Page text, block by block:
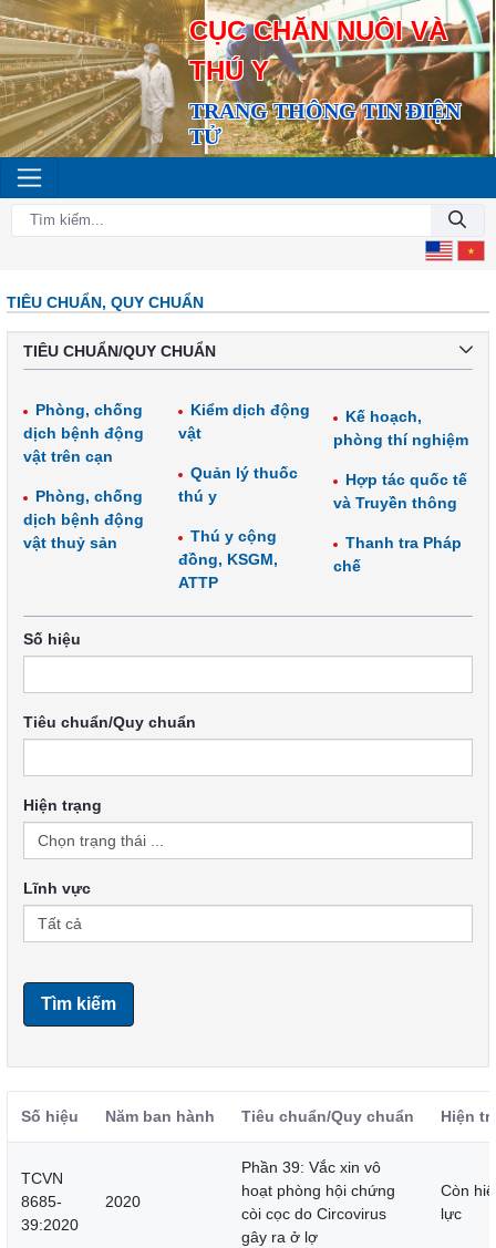
CỤC CHĂN NUÔI VÀ
THÚ Y
TRANG THÔNG TIN ĐIỆN
TỬ
TIÊU CHUẨN, QUY CHUẨN
TIÊU CHUẨN/QUY CHUẨN
Phòng, chống
dịch bệnh động
vật trên cạn
Phòng, chống
dịch bệnh động
vật thuỷ sản
Kiểm dịch động
vật
Quản lý thuốc
thú y
Thú y cộng
đồng, KSGM,
ATTP
Kế hoạch,
phòng thí nghiệm
Hợp tác quốc tế
và Truyền thông
Thanh tra Pháp
chế
Số hiệu
Tiêu chuẩn/Quy chuẩn
Hiện trạng
Lĩnh vực
Tìm kiếm
Số hiệu Năm ban hành Tiêu chuẩn/Quy chuẩn Hiện
TCVN
8685-
39:2020
2020
Phần 39: Vắc xin vô
hoạt phòng hội chứng
còi cọc do Circovirus
gây ra ở lợ
Còn
lực